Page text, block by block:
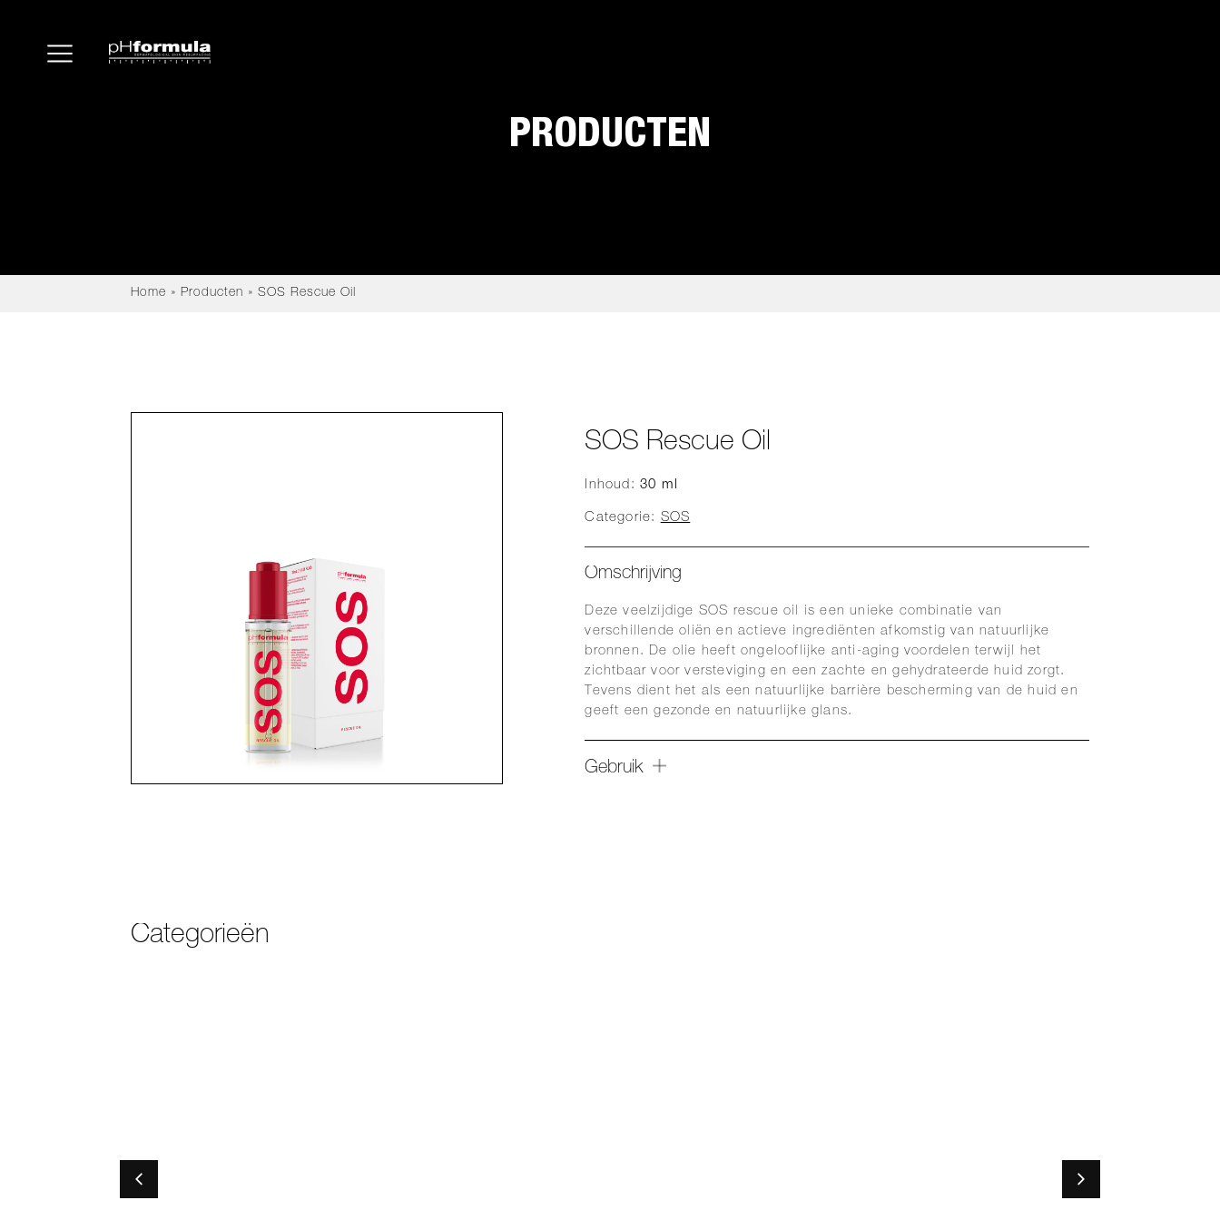
PRODUCTEN
Home »Producten »SOS Rescue Oil
SOS Rescue Oil
Inhoud: 30 ml
Categorie: SOS
Omschrijving
Deze veelzijdige SOS rescue oil is een unieke combinatie van
verschillende oliën en actieve ingrediënten afkomstig van natuurlijke
bronnen. De olie heeft ongelooflijke anti-aging voordelen terwijl het
zichtbaar voor versteviging en een zachte en gehydrateerde huid zorgt.
Tevens dient het als een natuurlijke barrière bescherming van de huid en
geeft een gezonde en natuurlijke glans.
Gebruik
Categorieën